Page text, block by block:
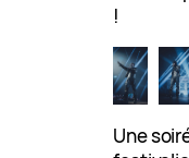
!
Une